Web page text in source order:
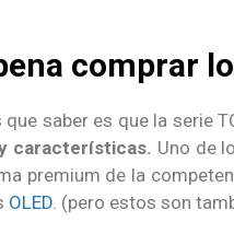
comprar
saber es que la serie
características. Uno de
premium de la
OLED . (pero estos son